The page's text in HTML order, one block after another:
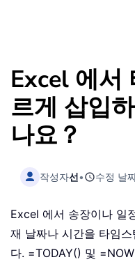
Excel 에서
르게 삽입
나요？
작성자선• 수정 날
Excel 에서 송장이나 일
재 날짜나 시간을 타임
다. =TODAY() 및